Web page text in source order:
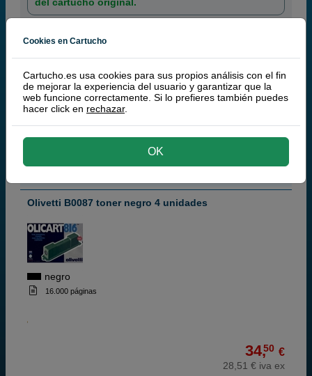
comprar >
TONERQ-NOMIC B0087 TONER NEGRO 4 UNIDADES
Olivetti B0087 toner negro 4 unidades
negro
16.000 páginas
34,50 €
28,51 € iva ex
Cookies en Cartucho
Cartucho.es usa cookies para sus propios análisis con el fin
de mejorar la experiencia del usuario y garantizar que la
web funcione correctamente. Si lo prefieres también puedes
hacer click en rechazar.
OK